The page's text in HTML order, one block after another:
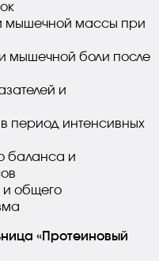
мышечной массы при
мышечной боли после
и
период интенсивных
баланса и
и общего
«Протеиновый